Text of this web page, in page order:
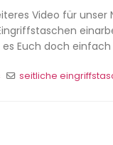
Video für
Euch doch
seitliche